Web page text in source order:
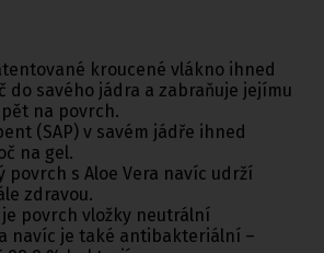
kroucené vlákno ihned
do savého jádra a zabraňuje jejímu
na povrch.
(SAP) v savém jádře ihned
na gel.
povrch s Aloe Vera navíc udrží
zdravou.
je povrch vložky neutrální
navíc je také antibakteriální –